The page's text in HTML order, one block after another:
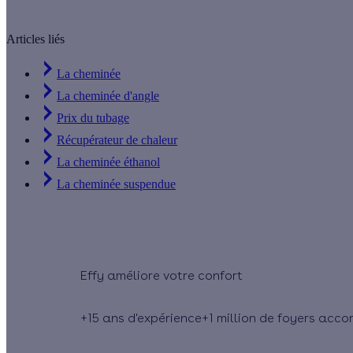
Articles liés
La cheminée
La cheminée d'angle
Prix du tubage
Récupérateur de chaleur
La cheminée éthanol
La cheminée suspendue
Effy
+15 ans d'expérience+1 million de foyers